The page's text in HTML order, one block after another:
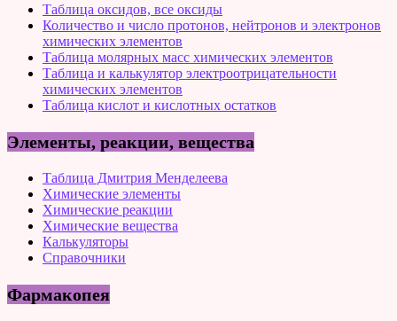
Таблица оксидов, все оксиды
Количество и число протонов, нейтронов и электронов
химических элементов
Таблица молярных масс химических элементов
Таблица и калькулятор электроотрицательности
химических элементов
Таблица кислот и кислотных остатков
Элементы, реакции, вещества
Таблица Дмитрия Менделеева
Химические элементы
Химические реакции
Химические вещества
Калькуляторы
Справочники
Фармакопея